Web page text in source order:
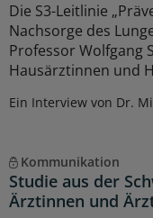
Die S3-Leitlinie
Nachsorge des
Professor Wolfgang
Hausärztinnen und
Ein Interview von Dr.
Kommunikation
Studie aus der
Ärztinnen und